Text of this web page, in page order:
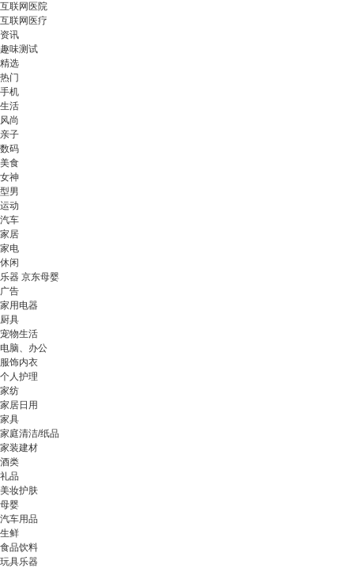
互联网医院
互联网医疗
资讯
趣味测试
精选
热门
手机
生活
风尚
亲子
数码
美食
女神
型男
运动
汽车
家居
家电
休闲
乐器 京东母婴
广告
家用电器
厨具
宠物生活
电脑、办公
服饰内衣
个人护理
家纺
家居日用
家具
家庭清洁/纸品
家装建材
酒类
礼品
美妆护肤
母婴
汽车用品
生鲜
食品饮料
玩具乐器